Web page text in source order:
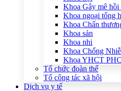
Khoa Gây mê hồi
Khoa ngoại tổng
Khoa Chấn
Khoa sản
Khoa nhi
Khoa Chống
Khoa YHCT
Tổ chức đoàn thể
Tổ công tác xã hội
Dịch vụ y tế